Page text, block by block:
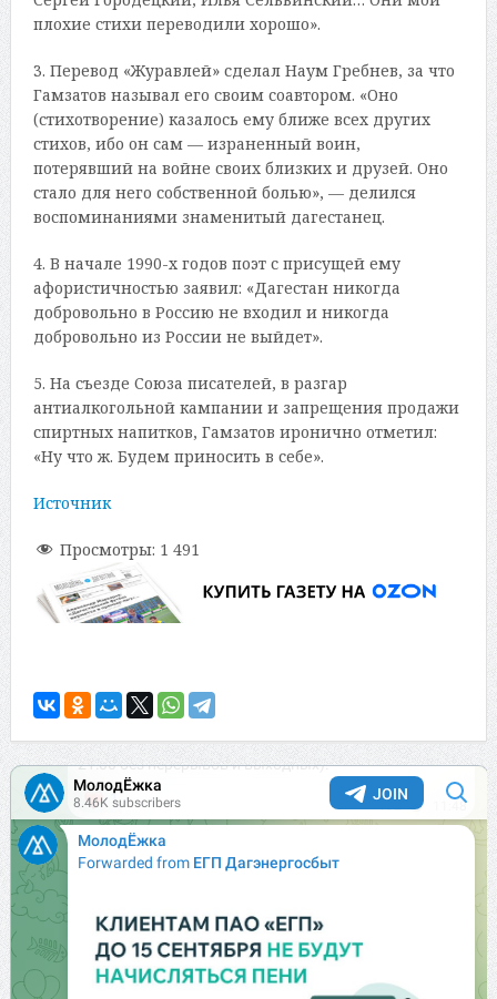
плохие стихи переводили хорошо».
3. Перевод «Журавлей» сделал Наум Гребнев, за что
Гамзатов называл его своим соавтором. «Оно
(стихотворение) казалось ему ближе всех других
стихов, ибо он сам — израненный воин,
потерявший на войне своих близких и друзей. Оно
стало для него собственной болью», — делился
воспоминаниями знаменитый дагестанец.
4. В начале 1990-х годов поэт с присущей ему
афористичностью заявил: «Дагестан никогда
добровольно в Россию не входил и никогда
добровольно из России не выйдет».
5. На съезде Союза писателей, в разгар
антиалкогольной кампании и запрещения продажи
спиртных напитков, Гамзатов иронично отметил:
«Ну что ж. Будем приносить в себе».
Источник
Просмотры: 1 491